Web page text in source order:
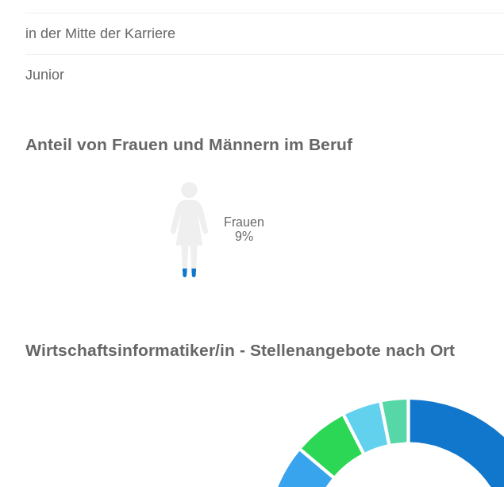
in der Mitte der Karriere
Junior
Anteil von Frauen und Männern im Beruf
Frauen
9%
Wirtschaftsinformatiker/in - Stellenangebote nach Ort